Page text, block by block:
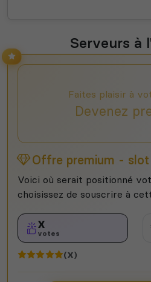
Serveurs à
Faites plaisir à
Devenez
Offre premium - slot
Voici où serait positionné
choisissez de souscrire à
X
votes
(X)